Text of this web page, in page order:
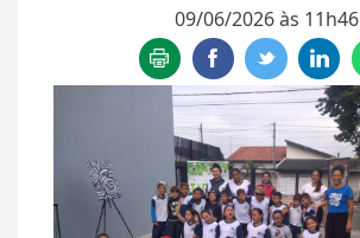
09/06/2026 às 11h46